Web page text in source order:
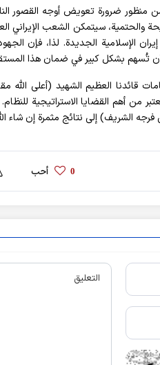
منظور ضرورة تعویض أوجه القصور
والحتمية، سيتمكن الشعب الإيراني
الإسلامية الجديدة. لذا، فإن
أن تُسهم بشكل كبير في ضمان هذا
العظيم الشهيد (أعلى الله
من أهم القضايا الاستراتيجية
الشريف) إلى نتائج مثمرة إن شاء
0 أحب